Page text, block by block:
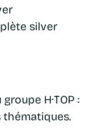
silver
silver